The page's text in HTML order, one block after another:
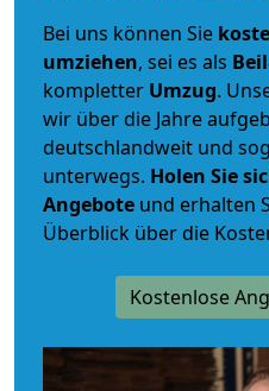
Bei uns können Sie
umziehen, sei es als
kompletter Umzug.
wir über die Jahre
deutschlandweit und
unterwegs. Holen Sie
Angebote und erhalten
Überblick über die
Kostenlose